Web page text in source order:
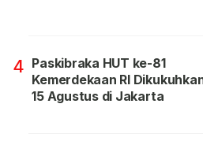
4 Paskibraka HUT ke-81
Kemerdekaan RI
15 Agustus di Jakarta